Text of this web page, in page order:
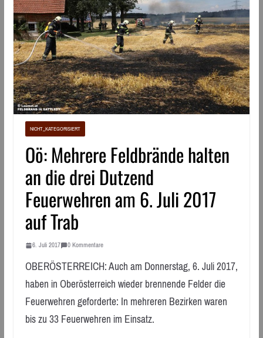
NICHT_KATEGORISIERT
Oö: Mehrere Feldbrände halten
an die drei Dutzend
Feuerwehren am 6. Juli 2017
auf Trab
6. Juli 2017 0 Kommentare
OBERÖSTERREICH: Auch am Donnerstag, 6. Juli 2017,
haben in Oberösterreich wieder brennende Felder die
Feuerwehren geforderte: In mehreren Bezirken waren
bis zu 33 Feuerwehren im Einsatz.